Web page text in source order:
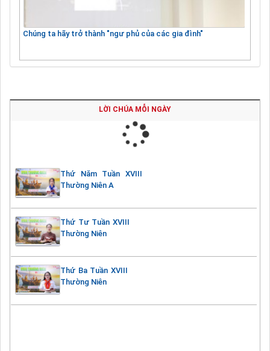
Chúng ta hãy trở thành "ngư phủ của các gia đình"
LỜI CHÚA MỖI NGÀY
Thứ Năm Tuần XVIII
Thường Niên A
Thứ Tư Tuần XVIII
Thường Niên
Thứ Ba Tuần XVIII
Thường Niên